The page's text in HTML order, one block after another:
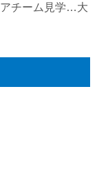
アチーム見学…大